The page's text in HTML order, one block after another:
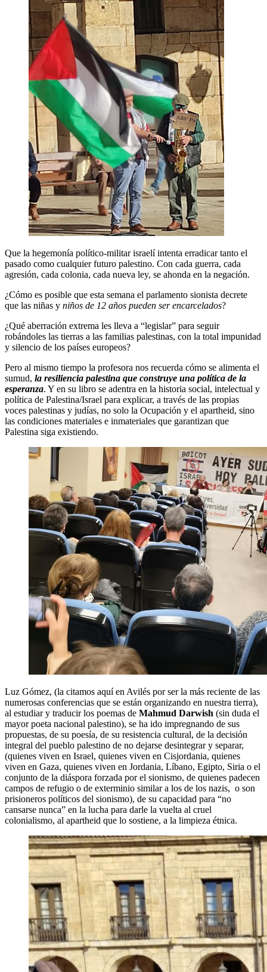
Que la hegemonía político-militar israelí intenta erradicar tanto el
pasado como cualquier futuro palestino. Con cada guerra, cada
agresión, cada colonia, cada nueva ley, se ahonda en la negación.
¿Cómo es posible que esta semana el parlamento sionista decrete
que las niñas y niños de 12 años pueden ser encarcelados?
¿Qué aberración extrema les lleva a “legislar” para seguir
robándoles las tierras a las familias palestinas, con la total impunidad
y silencio de los países europeos?
Pero al mismo tiempo la profesora nos recuerda cómo se alimenta el
sumud, la resiliencia palestina que construye una política de la
esperanza. Y en su libro se adentra en la historia social, intelectual y
política de Palestina/Israel para explicar, a través de las propias
voces palestinas y judías, no solo la Ocupación y el apartheid, sino
las condiciones materiales e inmateriales que garantizan que
Palestina siga existiendo.
Luz Gómez, (la citamos aquí en Avilés por ser la más reciente de las
numerosas conferencias que se están organizando en nuestra tierra),
al estudiar y traducir los poemas de Mahmud Darwish (sin duda el
mayor poeta nacional palestino), se ha ido impregnando de sus
propuestas, de su poesía, de su resistencia cultural, de la decisión
integral del pueblo palestino de no dejarse desintegrar y separar,
(quienes viven en Israel, quienes viven en Cisjordania, quienes
viven en Gaza, quienes viven en Jordania, Líbano, Egipto, Siria o el
conjunto de la diáspora forzada por el sionismo, de quienes padecen
campos de refugio o de exterminio similar a los de los nazis, o son
prisioneros políticos del sionismo), de su capacidad para “no
cansarse nunca” en la lucha para darle la vuelta al cruel
colonialismo, al apartheid que lo sostiene, a la limpieza étnica.